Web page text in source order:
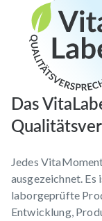
Das
Jedes
ausgezeichnet.
laborgeprüfte
Entwicklung,